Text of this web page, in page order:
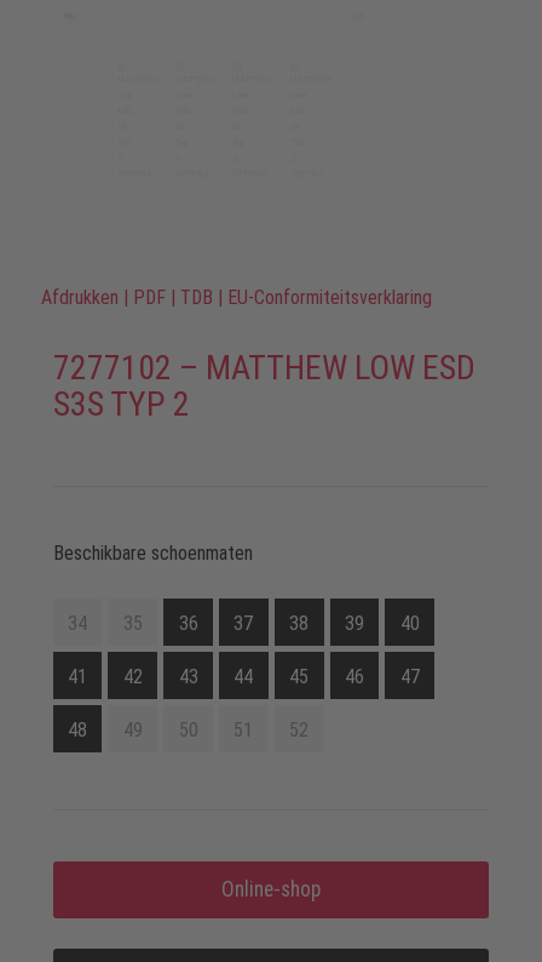
Afdrukken | PDF | TDB | EU-Conformiteitsverklaring
7277102 – MATTHEW LOW ESD
S3S TYP 2
Beschikbare schoenmaten
34 35 36 37 38 39 40
41 42 43 44 45 46 47
48 49 50 51 52
Online-shop